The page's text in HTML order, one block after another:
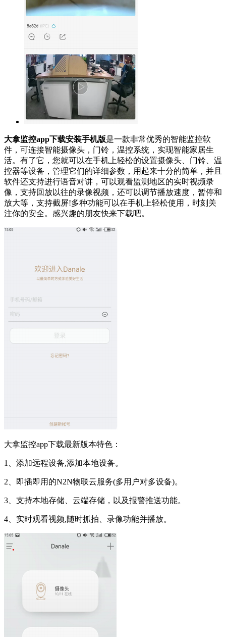
大拿监控app下载安装手机版是一款非常优秀的智能监控软
件，可连接智能摄像头，门铃，温控系统，实现智能家居生
活。有了它，您就可以在手机上轻松的设置摄像头、门铃、温
控器等设备，管理它们的详细参数，用起来十分的简单，并且
软件还支持进行语音对讲，可以观看监测地区的实时视频录
像，支持回放以往的录像视频，还可以调节播放速度，暂停和
放大等，支持截屏!多种功能可以在手机上轻松使用，时刻关
注你的安全。感兴趣的朋友快来下载吧。
大拿监控app下载最新版本特色：
1、添加远程设备,添加本地设备。
2、即插即用的N2N物联云服务(多用户对多设备)。
3、支持本地存储、云端存储，以及报警推送功能。
4、实时观看视频,随时抓拍、录像功能并播放。